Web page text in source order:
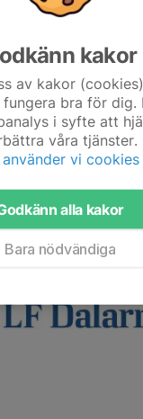
Hjälptränare
kakor
av kakor
bra för dig.
i syfte att
våra tjänster.
använder vi cookies
alla kakor
Bara nödvändiga